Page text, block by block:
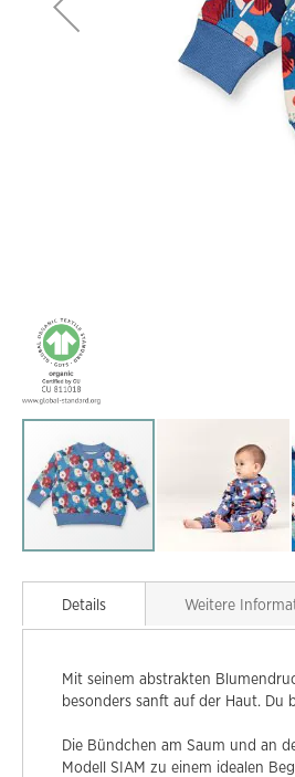
Anfang
Bildgalerie
Details
Mit seinem abstrakten
besonders sanft auf der Haut.
Die Bündchen am Saum und an
Modell SIAM zu einem idealen
Weitere